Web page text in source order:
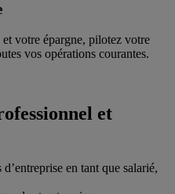
votre épargne, pilotez votre
vos opérations courantes.
et
en tant que salarié,